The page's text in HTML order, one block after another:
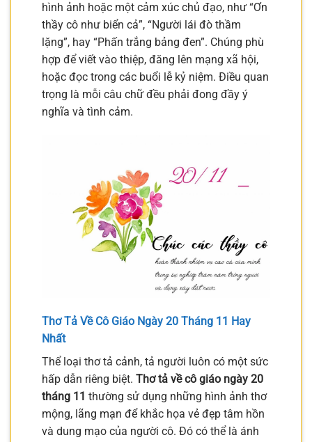
hình ảnh hoặc một cảm xúc chủ đạo, như “Ơn
thầy cô như biển cả”, “Người lái đò thầm
lặng”, hay “Phấn trắng bảng đen”. Chúng phù
hợp để viết vào thiệp, đăng lên mạng xã hội,
hoặc đọc trong các buổi lễ kỷ niệm. Điều quan
trọng là mỗi câu chữ đều phải đong đầy ý
nghĩa và tình cảm.
Thơ Tả Về Cô Giáo Ngày 20 Tháng 11 Hay
Nhất
Thể loại thơ tả cảnh, tả người luôn có một sức
hấp dẫn riêng biệt. Thơ tả về cô giáo ngày 20
tháng 11 thường sử dụng những hình ảnh thơ
mộng, lãng mạn để khắc họa vẻ đẹp tâm hồn
và dung mạo của người cô. Đó có thể là ánh